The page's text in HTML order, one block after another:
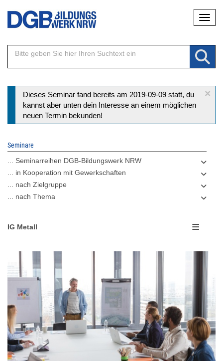
Direkt
Inhalt
×
Statusmeldung
Dieses Seminar fand bereits am 2019-09-09 statt, du
kannst aber unten dein Interesse an einem möglichen
neuen Termin bekunden!
Seminare
... Seminarreihen DGB-Bildungswerk NRW
... in Kooperation mit Gewerkschaften
... nach Zielgruppe
... nach Thema
IG Metall